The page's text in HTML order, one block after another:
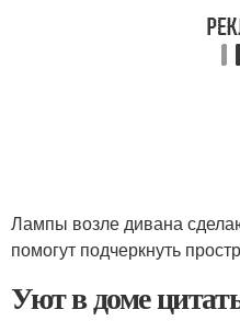
Лампы возле дивана
помогут подчеркнуть
Уют в доме